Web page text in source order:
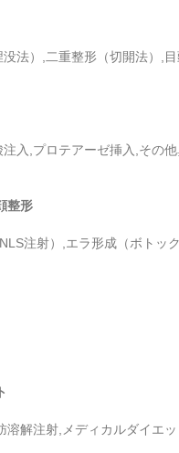
没法）,二重整形（切開法）,
注入,プロテアーゼ挿入,その
整形
注射）,エラ形成（ボトッ
溶解注射,メディカルダイエッ